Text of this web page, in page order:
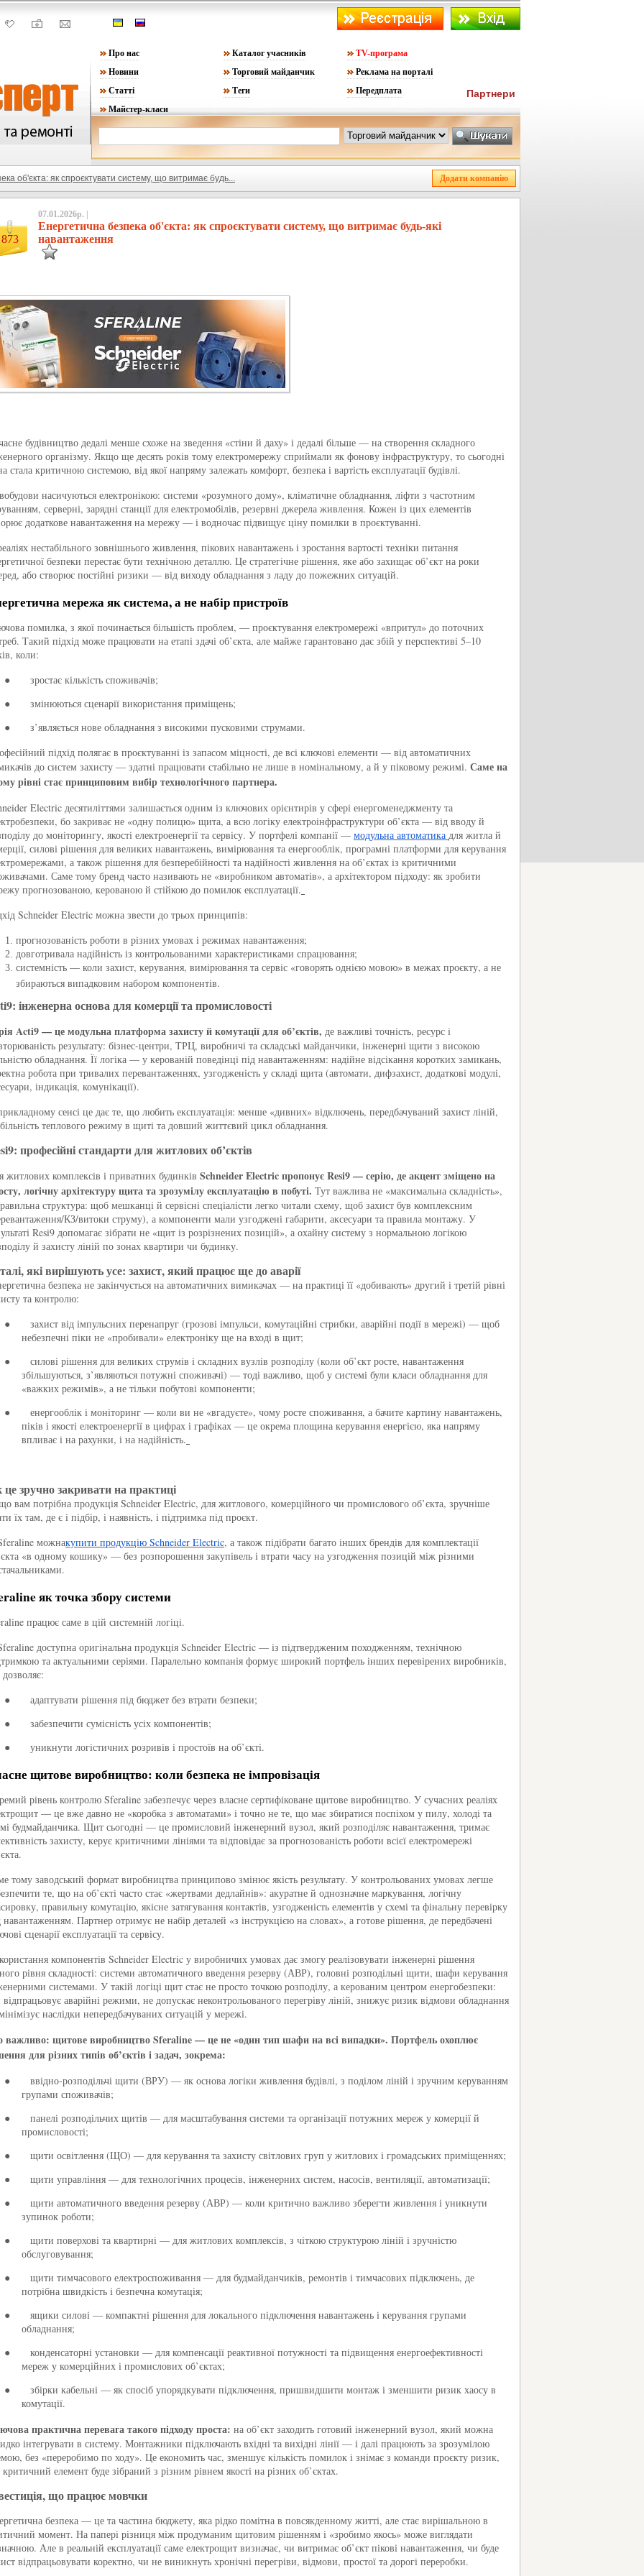
Про нас Каталог учасників
TV-програма
Новини
Торговий майданчик
Реклама на порталі
Статті
Теги
Передплата
Майстер-класи
Партнери
об'єкта: як спроєктувати систему, що витримає будь...
873
07.01.2026р. |
Енергетична безпека об'єкта: як спроєктувати систему, що витримає будь-які
навантаження
будівництво дедалі менше схоже на зведення «стіни й даху» і дедалі більше — на створення складного
організму. Якщо ще десять років тому електромережу сприймали як фонову інфраструктуру, то сьогодні
стала критичною системою, від якої напряму залежать комфорт, безпека і вартість експлуатації будівлі.
насичуються електронікою: системи «розумного дому», кліматичне обладнання, ліфти з частотним
серверні, зарядні станції для електромобілів, резервні джерела живлення. Кожен із цих елементів
додаткове навантаження на мережу — і водночас підвищує ціну помилки в проєктуванні.
нестабільного зовнішнього живлення, пікових навантажень і зростання вартості техніки питання
безпеки перестає бути технічною деталлю. Це стратегічне рішення, яке або захищає об’єкт на роки
або створює постійні ризики — від виходу обладнання з ладу до пожежних ситуацій.
мережа як система, а не набір пристроїв
помилка, з якої починається більшість проблем, — проєктування електромережі «впритул» до поточних
Такий підхід може працювати на етапі здачі об’єкта, але майже гарантовано дає збій у перспективі 5–10
коли:
● зростає кількість споживачів;
● змінюються сценарії використання приміщень;
●
з’являється нове обладнання з високими пусковими струмами.
підхід полягає в проєктуванні із запасом міцності, де всі ключові елементи — від автоматичних
до систем захисту — здатні працювати стабільно не лише в номінальному, а й у піковому режимі. Саме на
рівні стає принциповим вибір технологічного партнера.
Electric десятиліттями залишається одним із ключових орієнтирів у сфері енергоменеджменту та
бо закриває не «одну полицю» щита, а всю логіку електроінфраструктури об’єкта — від вводу й
до моніторингу, якості електроенергії та сервісу. У портфелі компанії — модульна автоматика для житла й
силові рішення для великих навантажень, вимірювання та енергооблік, програмні платформи для керування
а також рішення для безперебійності та надійності живлення на об’єктах із критичними
Саме тому бренд часто називають не «виробником автоматів», а архітектором підходу: як зробити
прогнозованою, керованою й стійкою до помилок експлуатації.
Schneider Electric можна звести до трьох принципів:
прогнозованість роботи в різних умовах і режимах навантаження;
довготривала надійність із контрольованими характеристиками спрацювання;
системність — коли захист, керування, вимірювання та сервіс «говорять однією мовою» в межах проєкту, а не
збираються випадковим набором компонентів.
інженерна основа для комерції та промисловості
Acti9 — це модульна платформа захисту й комутації для об’єктів, де важливі точність, ресурс і
результату: бізнес-центри, ТРЦ, виробничі та складські майданчики, інженерні щити з високою
обладнання. Її логіка — у керованій поведінці під навантаженням: надійне відсікання коротких замикань,
робота при тривалих перевантаженнях, узгодженість у складі щита (автомати, дифзахист, додаткові модулі,
індикація, комунікації).
сенсі це дає те, що любить експлуатація: менше «дивних» відключень, передбачуваний захист ліній,
теплового режиму в щиті та довший життєвий цикл обладнання.
професійні стандарти для житлових об’єктів
житлових комплексів і приватних будинків Schneider Electric пропонує Resi9 — серію, де акцент зміщено на
логічну архітектуру щита та зрозумілу експлуатацію в побуті. Тут важлива не «максимальна складність»,
структура: щоб мешканці й сервісні спеціалісти легко читали схему, щоб захист був комплексним
КЗ/витоки струму), а компоненти мали узгоджені габарити, аксесуари та правила монтажу. У
Resi9 допомагає зібрати не «щит із розрізнених позицій», а охайну систему з нормальною логікою
й захисту ліній по зонах квартири чи будинку.
які вирішують усе: захист, який працює ще до аварії
безпека не закінчується на автоматичних вимикачах — на практиці її «добивають» другий і третій рівні
та контролю:
●
захист від імпульсних перенапруг (грозові імпульси, комутаційні стрибки, аварійні події в мережі) — щоб
небезпечні піки не «пробивали» електроніку ще на вході в щит;
●
силові рішення для великих струмів і складних вузлів розподілу (коли об’єкт росте, навантаження
збільшуються, з’являються потужні споживачі) — тоді важливо, щоб у системі були класи обладнання для
«важких режимів», а не тільки побутові компоненти;
●
енергооблік і моніторинг — коли ви не «вгадуєте», чому росте споживання, а бачите картину навантажень,
піків і якості електроенергії в цифрах і графіках — це окрема площина керування енергією, яка напряму
впливає і на рахунки, і на надійність.
зручно закривати на практиці
вам потрібна продукція Schneider Electric, для житлового, комерційного чи промислового об’єкта, зручніше
їх там, де є і підбір, і наявність, і підтримка під проєкт.
можнакупити продукцію Schneider Electric, а також підібрати багато інших брендів для комплектації
«в одному кошику» — без розпорошення закупівель і втрати часу на узгодження позицій між різними
як точка збору системи
працює саме в цій системній логіці.
доступна оригінальна продукція Schneider Electric — із підтвердженим походженням, технічною
та актуальними серіями. Паралельно компанія формує широкий портфель інших перевірених виробників,
● адаптувати рішення під бюджет без втрати безпеки;
● забезпечити сумісність усіх компонентів;
● уникнути логістичних розривів і простоїв на об’єкті.
щитове виробництво: коли безпека не імпровізація
рівень контролю Sferaline забезпечує через власне сертифіковане щитове виробництво. У сучасних реаліях
— це вже давно не «коробка з автоматами» і точно не те, що має збиратися поспіхом у пилу, холоді та
будмайданчика. Щит сьогодні — це промисловий інженерний вузол, який розподіляє навантаження, тримає
захисту, керує критичними лініями та відповідає за прогнозованість роботи всієї електромережі
тому заводський формат виробництва принципово змінює якість результату. У контрольованих умовах легше
те, що на об’єкті часто стає «жертвами дедлайнів»: акуратне й однозначне маркування, логічну
правильну комутацію, якісне затягування контактів, узгодженість елементів у схемі та фінальну перевірку
навантаженням. Партнер отримує не набір деталей «з інструкцією на словах», а готове рішення, де передбачені
сценарії експлуатації та сервісу.
компонентів Schneider Electric у виробничих умовах дає змогу реалізовувати інженерні рішення
рівня складності: системи автоматичного введення резерву (АВР), головні розподільні щити, шафи керування
системами. У такій логіці щит стає не просто точкою розподілу, а керованим центром енергобезпеки:
відпрацьовує аварійні режими, не допускає неконтрольованого перегріву ліній, знижує ризик відмови обладнання
наслідки непередбачуваних ситуацій у мережі.
щитове виробництво Sferaline — це не «один тип шафи на всі випадки». Портфель охоплює
для різних типів об’єктів і задач, зокрема:
●
ввідно-розподільчі щити (ВРУ) — як основа логіки живлення будівлі, з поділом ліній і зручним керуванням
групами споживачів;
●
панелі розподільчих щитів — для масштабування системи та організації потужних мереж у комерції й
промисловості;
● щити освітлення (ЩО) — для керування та захисту світлових груп у житлових і громадських приміщеннях;
● щити управління — для технологічних процесів, інженерних систем, насосів, вентиляції, автоматизації;
●
щити автоматичного введення резерву (АВР) — коли критично важливо зберегти живлення і уникнути
зупинок роботи;
●
щити поверхові та квартирні — для житлових комплексів, з чіткою структурою ліній і зручністю
обслуговування;
●
щити тимчасового електроспоживання — для будмайданчиків, ремонтів і тимчасових підключень, де
потрібна швидкість і безпечна комутація;
●
ящики силові — компактні рішення для локального підключення навантажень і керування групами
обладнання;
●
конденсаторні установки — для компенсації реактивної потужності та підвищення енергоефективності
мереж у комерційних і промислових об’єктах;
●
збірки кабельні — як спосіб упорядкувати підключення, пришвидшити монтаж і зменшити ризик хаосу в
комутації.
практична перевага такого підходу проста: на об’єкт заходить готовий інженерний вузол, який можна
інтегрувати в систему. Монтажники підключають вхідні та вихідні лінії — і далі працюють за зрозумілою
без «переробимо по ходу». Це економить час, зменшує кількість помилок і знімає з команди проєкту ризик,
елемент буде зібраний з різним рівнем якості на різних об’єктах.
що працює мовчки
безпека — це та частина бюджету, яка рідко помітна в повсякденному житті, але стає вирішальною в
момент. На папері різниця між продуманим щитовим рішенням і «зробимо якось» може виглядати
Але в реальній експлуатації саме електрощит визначає, чи витримає об’єкт пікові навантаження, чи буде
відпрацьовувати коректно, чи не виникнуть хронічні перегріви, відмови, простої та дорогі переробки.